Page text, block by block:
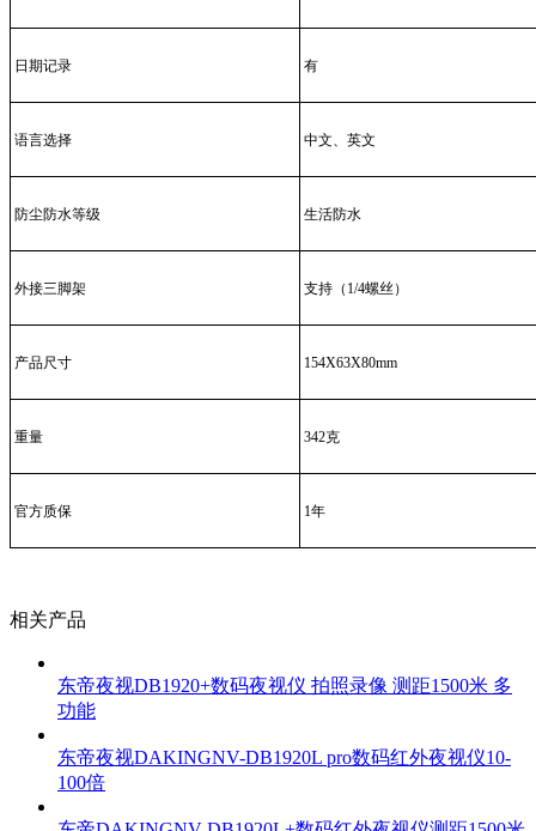
日期记录 有
语言选择 中文、英文
防尘防水等级 生活防水
外接三脚架 支持（1/4螺丝）
产品尺寸 154X63X80mm
重量 342克
官方质保 1年
相关产品
东帝夜视DB1920+数码夜视仪 拍照录像 测距1500米 多
功能
东帝夜视DAKINGNV-DB1920L pro数码红外夜视仪10-
100倍